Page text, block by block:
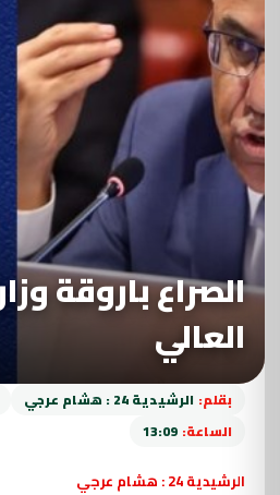
الصراع باروقة
العالي
بقلم: الرشيدية 24 : هشام عرجي
الساعة: 13:09
الرشيدية 24 : هشام عرجي